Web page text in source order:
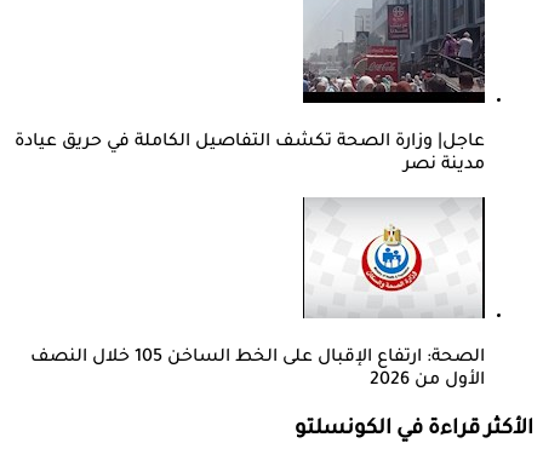
عاجل| وزارة الصحة تكشف التفاصيل الكاملة في حريق عيادة
مدينة نصر
الصحة: ارتفاع الإقبال على الخط الساخن 105 خلال النصف
الأول من 2026
الأكثر قراءة في الكونسلتو